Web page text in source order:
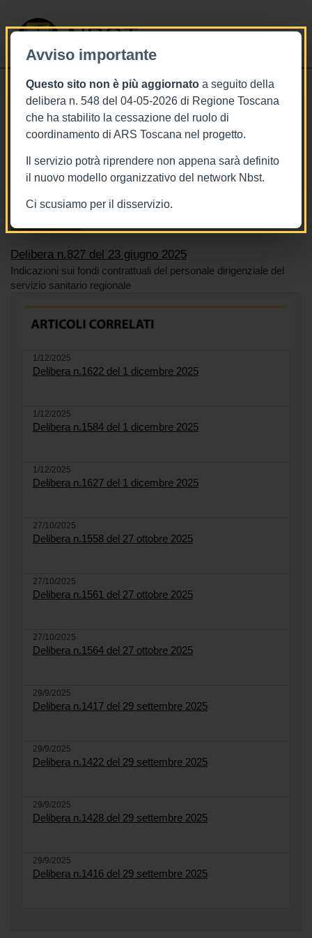
Avviso importante
Questo sito non è più aggiornato a seguito della
delibera n. 548 del 04-05-2026 di Regione Toscana
che ha stabilito la cessazione del ruolo di
coordinamento di ARS Toscana nel progetto.
Il servizio potrà riprendere non appena sarà definito
il nuovo modello organizzativo del network Nbst.
Ci scusiamo per il disservizio.
NBST
23/6/2025
Delibera n.827 del 23 giugno 2025
Tags Toscana
BURT Bollettino della regione toscana
Operatori sanitari
Delibera n.827 del 23 giugno 2025
Indicazioni sui fondi contrattuali del personale dirigenziale del
servizio sanitario regionale
1/12/2025
Delibera n.1622 del 1 dicembre 2025
1/12/2025
Delibera n.1584 del 1 dicembre 2025
1/12/2025
Delibera n.1627 del 1 dicembre 2025
27/10/2025
Delibera n.1558 del 27 ottobre 2025
27/10/2025
Delibera n.1561 del 27 ottobre 2025
27/10/2025
Delibera n.1564 del 27 ottobre 2025
29/9/2025
Delibera n.1417 del 29 settembre 2025
29/9/2025
Delibera n.1422 del 29 settembre 2025
29/9/2025
Delibera n.1428 del 29 settembre 2025
29/9/2025
Delibera n.1416 del 29 settembre 2025